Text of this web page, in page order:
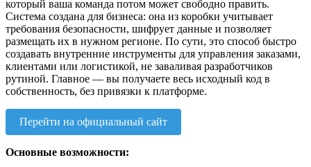
который ваша команда потом может свободно править.
Система создана для бизнеса: она из коробки учитывает
требования безопасности, шифрует данные и позволяет
размещать их в нужном регионе. По сути, это способ быстро
создавать внутренние инструменты для управления заказами,
клиентами или логистикой, не заваливая разработчиков
рутиной. Главное — вы получаете весь исходный код в
собственность, без привязки к платформе.
Перейти на официальный сайт
Основные возможности: